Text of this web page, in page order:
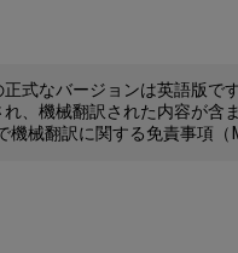
正式なバージョンは英語版
、機械翻訳された内容が含
機械翻訳に関する免責事項